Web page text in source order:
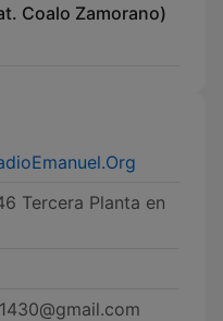
Coalo Zamorano)
Tercera Planta en